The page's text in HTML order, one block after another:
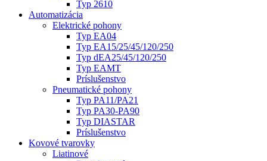
Typ 2610
Automatizácia
Elektrické pohony
Typ EA04
Typ EA15/25/45/120/250
Typ dEA25/45/120/250
Typ EAMT
Príslušenstvo
Pneumatické pohony
Typ PA11/PA21
Typ PA30-PA90
Typ DIASTAR
Príslušenstvo
Kovové tvarovky
Liatinové